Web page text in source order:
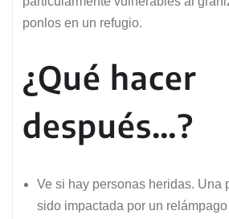
ponlos en un refugio.
¿Qué hacer
después…?
Ve si hay personas heridas. Una
sido impactada por un